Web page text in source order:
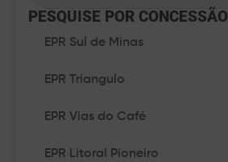
PESQUISE POR CONCESSÃO​
EPR Sul de Minas
EPR Triangulo
EPR Vias do Café
EPR Litoral Pioneiro